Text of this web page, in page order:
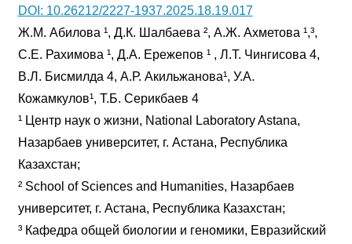
DOI: 10.26212/2227-1937.2025.18.19.017
Ж.М. Абилова ¹, Д.К. Шалбаева ², А.Ж. Ахметова ¹,³,
С.Е. Рахимова ¹, Д.А. Ережепов ¹ , Л.Т. Чингисова 4,
В.Л. Бисмилда 4, А.Р. Акильжанова¹, У.А.
Кожамкулов¹, Т.Б. Серикбаев 4
¹ Центр наук о жизни, National Laboratory Astana,
Назарбаев университет, г. Астана, Республика
Казахстан;
² School of Sciences and Humanities, Назарбаев
университет, г. Астана, Республика Казахстан;
³ Кафедра общей биологии и геномики, Евразийский